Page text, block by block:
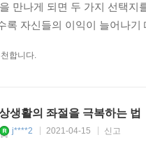
는다고 상상해본다. 다음에
감사함을 느낄 수 있을 것이
다르게 바라볼 때 끝난다
외적인 어떤 것 때문에 괴
런 고통에 관해서라면 그
만나게 되면 두 가지 선택
록 자신들의 이익이 늘어나
합니다.
생활의 좌절을 극복하는 법
j****2 2021-04-15 신고